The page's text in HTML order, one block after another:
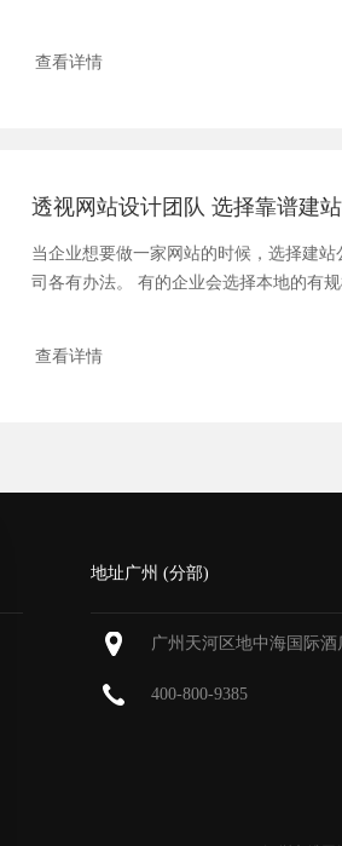
查看详情
当企业想要做一家网站的时候，选择建站
司各有办法。 有的企业会选择本地的有
查看详情
地址广州 (分部)
广州天河区地中海国际酒
400-800-9385